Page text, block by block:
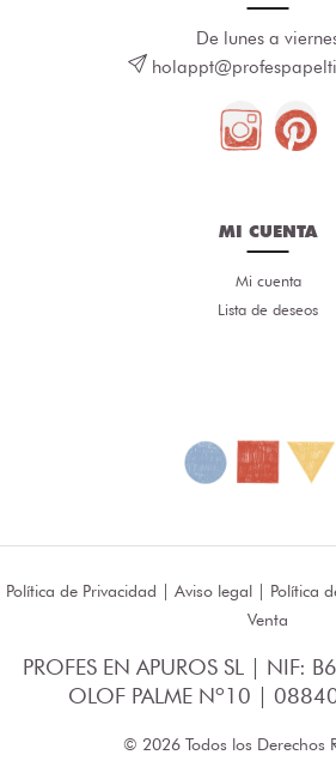
De lunes a
MI CUENTA
Mi cuenta
Lista de deseos
Política de Privacidad | Aviso legal| Política
Venta
PROFES EN APUROS SL | NIF:
OLOF PALME Nº10 |
© 2026 Todos los Derechos